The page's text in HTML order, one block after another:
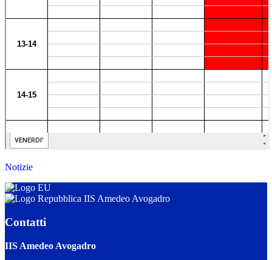
Notizie
IIS Amedeo Avogadro
Contatti
IIS Amedeo Avogadro